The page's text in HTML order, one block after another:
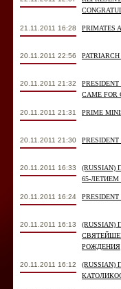
21.11.2011 16:28 PRIMATES
20.11.2011 22:56
20.11.2011 21:32
CAME FOR
20.11.2011 21:31 PRIME
20.11.2011 21:30
20.11.2011 16:33
65-
20.11.2011 16:24
20.11.2011 16:13
РОЖДЕНИЯ
20.11.2011 16:12